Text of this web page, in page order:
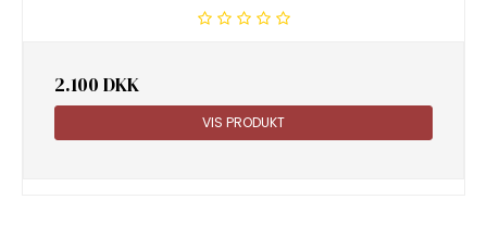
2.100 DKK
VIS PRODUKT